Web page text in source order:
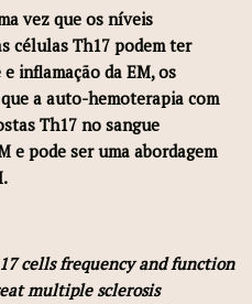
vez que os níveis
células Th17 podem ter
inflamação da EM, os
a auto-hemoterapia com
Th17 no sangue
e pode ser uma abordagem
cells frequency and function
multiple sclerosis